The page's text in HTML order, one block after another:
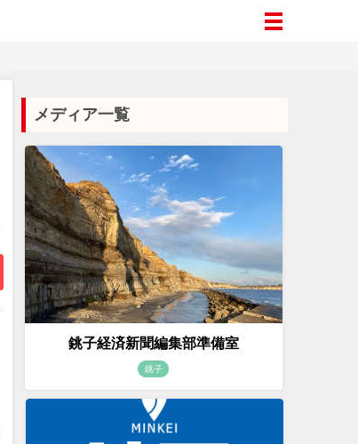
メディア一覧
銚子経済新聞編集部準備室
銚子